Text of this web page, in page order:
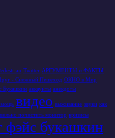
Twitter АРГУМЕНТЫ и ФАКТЫ
- Снежный Пешеход ОКНО в Мир
Букашкин аккаунты анекдоты
видео выживание звуки как
почистить монитор кризисы
фэйс букашкин